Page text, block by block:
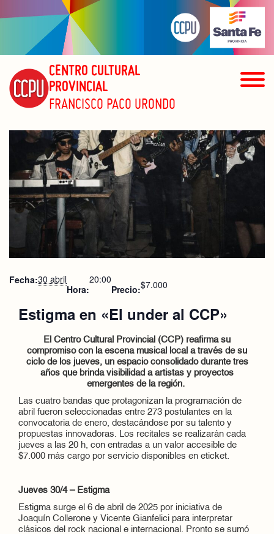
CENTRO CULTURAL
PROVINCIAL
FRANCISCO PACO URONDO
Fecha:30 abril
Hora:
20:00
Precio:$7.000
Estigma en «El under al CCP»
El Centro Cultural Provincial (CCP) reafirma su
compromiso con la escena musical local a través de su
ciclo de los jueves, un espacio consolidado durante tres
años que brinda visibilidad a artistas y proyectos
emergentes de la región.
Las cuatro bandas que protagonizan la programación de
abril fueron seleccionadas entre 273 postulantes en la
convocatoria de enero, destacándose por su talento y
propuestas innovadoras. Los recitales se realizarán cada
jueves a las 20 h, con entradas a un valor accesible de
$7.000 más cargo por servicio disponibles en eticket.
Jueves 30/4 – Estigma
Estigma surge el 6 de abril de 2025 por iniciativa de
Joaquín Collerone y Vicente Gianfelici para interpretar
clásicos del rock nacional e internacional. Pronto se sumó